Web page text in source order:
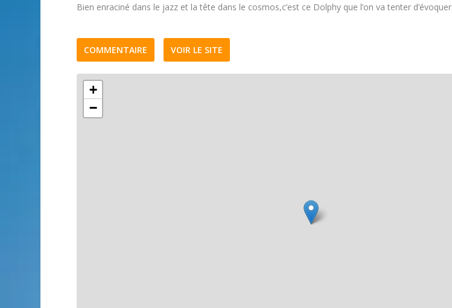
Bien enraciné dans le jazz et la tête dans le cosmos,c’est ce Dolphy que l’on va tenter d’évoquer
COMMENTAIRE VOIR LE SITE
+
−